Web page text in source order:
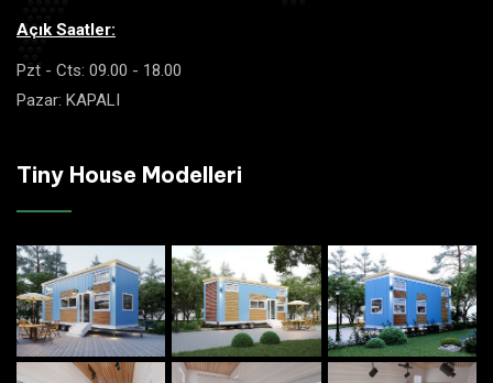
Açık Saatler:
Pzt - Cts: 09.00 - 18.00
Pazar: KAPALI
Tiny House Modelleri